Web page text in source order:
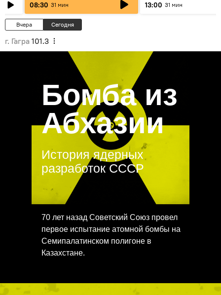
08:30 31 мин 13:00 31 мин
Вчера Сегодня
г. Гагра 101.3